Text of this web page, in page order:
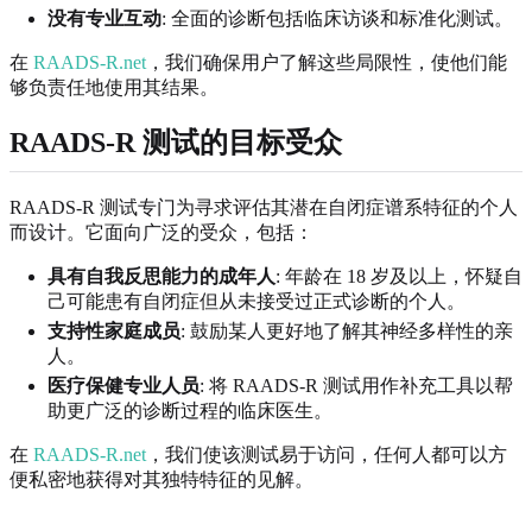
没有专业互动: 全面的诊断包括临床访谈和标准化测试。
在 RAADS-R.net ，我们确保用户了解这些局限性，使他们能
够负责任地使用其结果。
RAADS-R 测试的目标受众
RAADS-R 测试专门为寻求评估其潜在自闭症谱系特征的个人
而设计。它面向广泛的受众，包括：
具有自我反思能力的成年人: 年龄在 18 岁及以上，怀疑自
己可能患有自闭症但从未接受过正式诊断的个人。
支持性家庭成员: 鼓励某人更好地了解其神经多样性的亲
人。
医疗保健专业人员: 将 RAADS-R 测试用作补充工具以帮
助更广泛的诊断过程的临床医生。
在 RAADS-R.net ，我们使该测试易于访问，任何人都可以方
便私密地获得对其独特特征的见解。